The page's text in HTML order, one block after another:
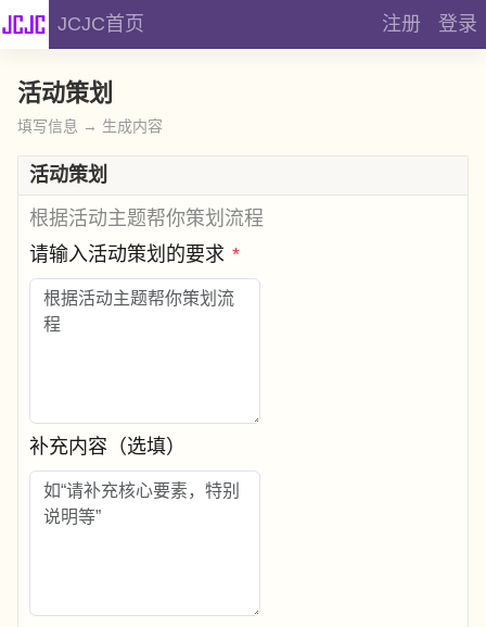
JCJC首页 注册 登录
活动策划
填写信息 → 生成内容
活动策划
根据活动主题帮你策划流程
请输入活动策划的要求 *
补充内容（选填）